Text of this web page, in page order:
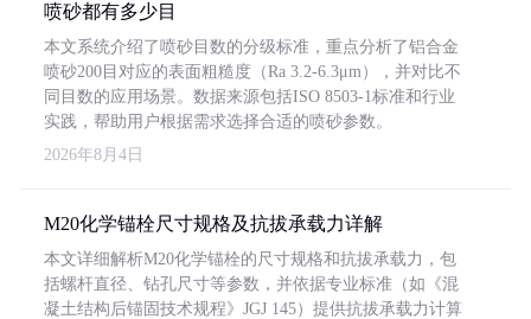
喷砂都有多少目
本文系统介绍了喷砂目数的分级标准，重点分析了铝合金
喷砂200目对应的表面粗糙度（Ra 3.2-6.3μm），并对比不
同目数的应用场景。数据来源包括ISO 8503-1标准和行业
实践，帮助用户根据需求选择合适的喷砂参数。
2026年8月4日
M20化学锚栓尺寸规格及抗拔承载力详解
本文详细解析M20化学锚栓的尺寸规格和抗拔承载力，包
括螺杆直径、钻孔尺寸等参数，并依据专业标准（如《混
凝土结构后锚固技术规程》JGJ 145）提供抗拔承载力计算